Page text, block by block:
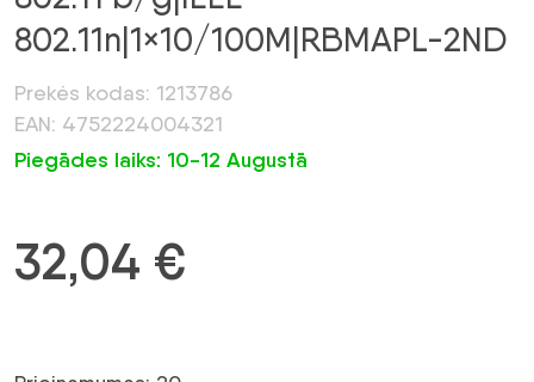
802.11n|1×10/100M|RBMAPL-2ND
Prekės kodas: 1213786
EAN: 4752224004321
Piegādes laiks: 10-12 Augustā
32,04 €